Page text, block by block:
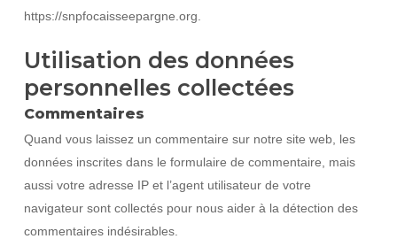
https://snpfocaisseepargne.org.
Utilisation des données
personnelles collectées
Commentaires
Quand vous laissez un commentaire sur notre site web, les
données inscrites dans le formulaire de commentaire, mais
aussi votre adresse IP et l’agent utilisateur de votre
navigateur sont collectés pour nous aider à la détection des
commentaires indésirables.